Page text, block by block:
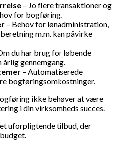
– Jo flere transaktioner og
for bogføring.
– Behov for lønadministration,
m.m. kan påvirke
du har brug for løbende
gennemgang.
– Automatiserede
bogføringsomkostninger.
ikke behøver at være
i din virksomheds succes.
uforpligtende tilbud, der